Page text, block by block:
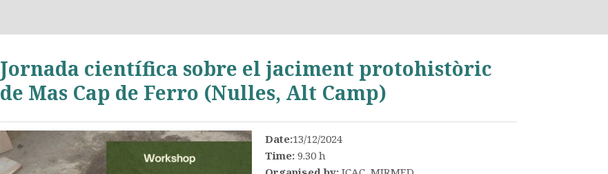
Jornada científica sobre el jaciment protohistòric
de Mas Cap de Ferro (Nulles, Alt Camp)
Date:13/12/2024
Time:9.30 h